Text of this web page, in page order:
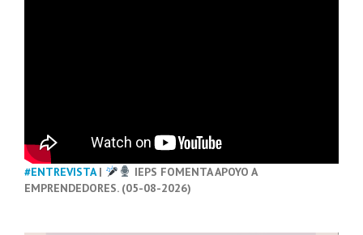
#ENTREVISTA|
IEPS FOMENTA APOYO A
EMPRENDEDORES. (05-08-2026)